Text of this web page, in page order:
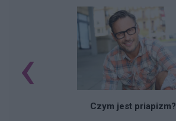
Czym jest priapizm?
‹